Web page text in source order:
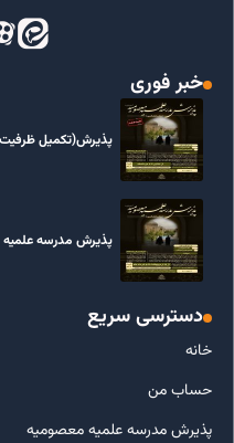
خبر فوری
پذیرش(تکمیل
پذیرش مدرسه
دسترسی سریع
خانه
حساب من
پذیرش مدرسه علمیه معصومیه